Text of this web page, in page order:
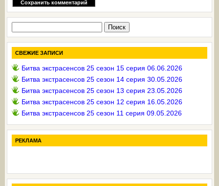
СВЕЖИЕ ЗАПИСИ
Битва экстрасенсов 25 сезон 15 серия 06.06.2026
Битва экстрасенсов 25 сезон 14 серия 30.05.2026
Битва экстрасенсов 25 сезон 13 серия 23.05.2026
Битва экстрасенсов 25 сезон 12 серия 16.05.2026
Битва экстрасенсов 25 сезон 11 серия 09.05.2026
РЕКЛАМА